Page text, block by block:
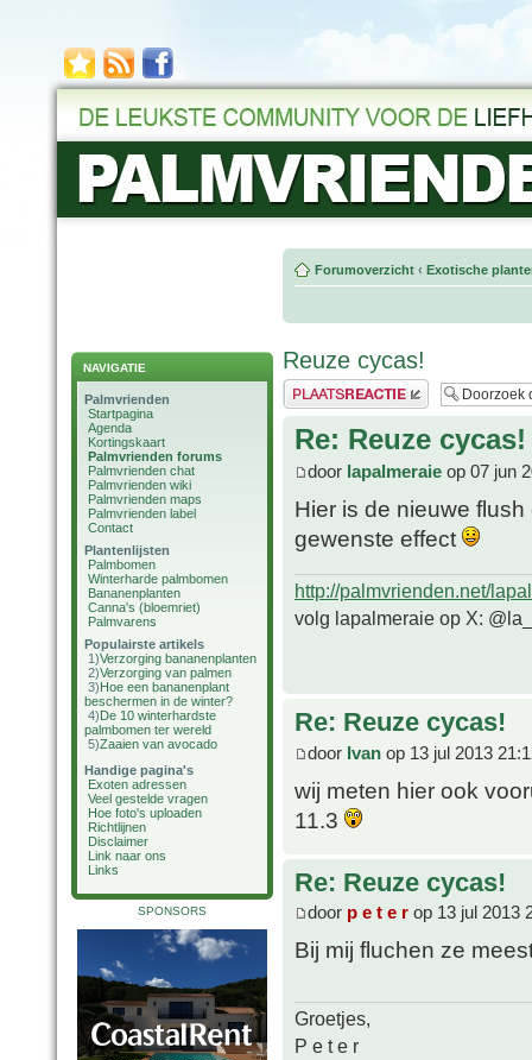
NAVIGATIE
Palmvrienden
Startpagina
Agenda
Kortingskaart
Palmvrienden forums
Palmvrienden chat
Palmvrienden wiki
Palmvrienden maps
Palmvrienden label
Contact
Plantenlijsten
Palmbomen
Winterharde palmbomen
Bananenplanten
Canna's (bloemriet)
Palmvarens
Populairste artikels
1)Verzorging bananenplanten
2)Verzorging van palmen
3)Hoe een bananenplant
beschermen in de winter?
4)De 10 winterhardste
palmbomen ter wereld
5)Zaaien van avocado
Handige pagina's
Exoten adressen
Veel gestelde vragen
Hoe foto's uploaden
Richtlijnen
Disclaimer
Link naar ons
Links
SPONSORS
Forumoverzicht ‹ Exotische
Reuze cycas!
Plaats een reactie
Re: Reuze cycas!
door lapalmeraie op 07 jun
Hier is de nieuwe
gewenste effect
http://palmvrienden.net/
volg lapalmeraie op X:
Re: Reuze cycas!
door Ivan op 13 jul 2013
wij meten hier ook
11.3
Re: Reuze cycas!
door p e t e r op 13 jul 2013
Bij mij fluchen ze
Groetjes,
P e t e r